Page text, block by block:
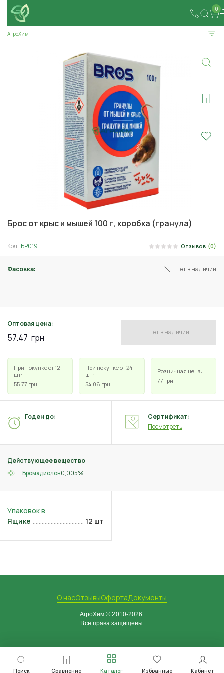
0
Поиск Сравнение Каталог Избранные Кабинет
АгроХим
Брос от крыс и мышей 100 г, коробка (гранула)
Код: БР019 Отзывов (0)
Фасовка: Нет в наличии
Оптовая цена:
57.47 грн Нет в наличии
При покупке от 12
шт:
55.77 грн
При покупке от 24
шт:
54.06 грн
Розничная цена:
77 грн
Действующее вещество
Бромадиолон0,005%
Годен до:
Сертификат:
Посмотреть
Ящике 12 шт
О насОтзывыОфертаДокументы
АгроХим © 2010-2026.
Все права защищены